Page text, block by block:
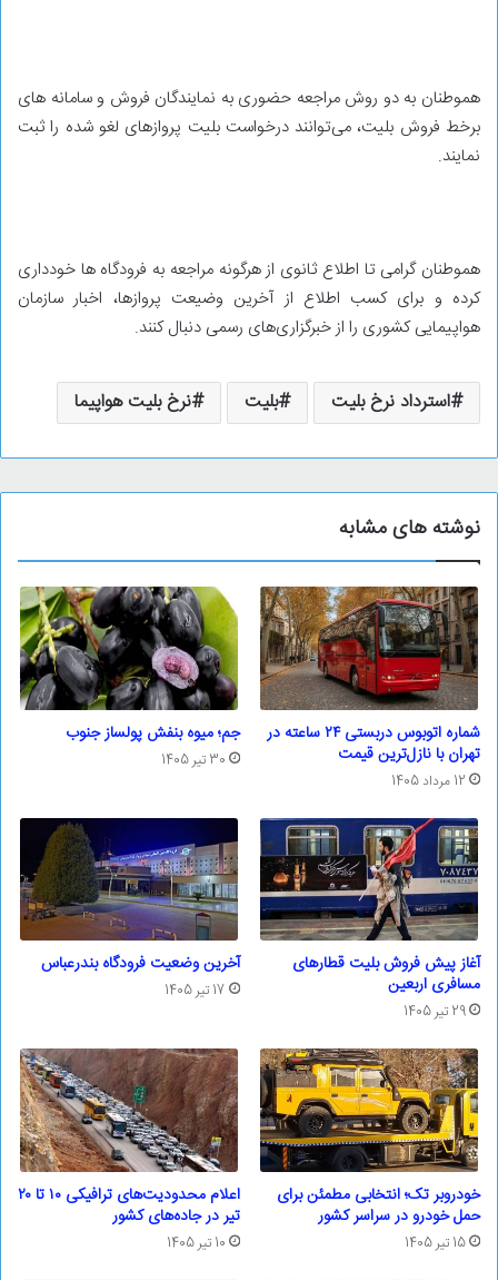
هموطنان به دو روش مراجعه حضوری به نمایندگان فروش و سامانه های
برخط فروش بلیت، می‌توانند درخواست بلیت پروازهای لغو شده را ثبت
نمایند.
هموطنان گرامی تا اطلاع ثانوی از هرگونه مراجعه به فرودگاه ها خودداری
کرده و برای کسب اطلاع از آخرین وضیعت پروازها، اخبار سازمان
هواپیمایی کشوری را از خبرگزاری‌های رسمی دنبال کنند.
استرداد نرخ بلیت بلیت نرخ بلیت هواپیما
نوشته های مشابه
شماره اتوبوس دربستی ۲۴ ساعته در
تهران با نازل‌ترین قیمت
12 مرداد 1405
جم؛ ‌میوه بنفش پولساز جنوب
30 تیر 1405
آغاز پیش فروش بلیت قطار‌های
مسافری اربعین
29 تیر 1405
آخرین وضعیت فرودگاه بندرعباس
17 تیر 1405
خودروبر تک؛ انتخابی مطمئن برای
حمل خودرو در سراسر کشور
15 تیر 1405
اعلام محدودیت‌های ترافیکی ۱۰ تا ۲۰
تیر در جاده‌های کشور
10 تیر 1405